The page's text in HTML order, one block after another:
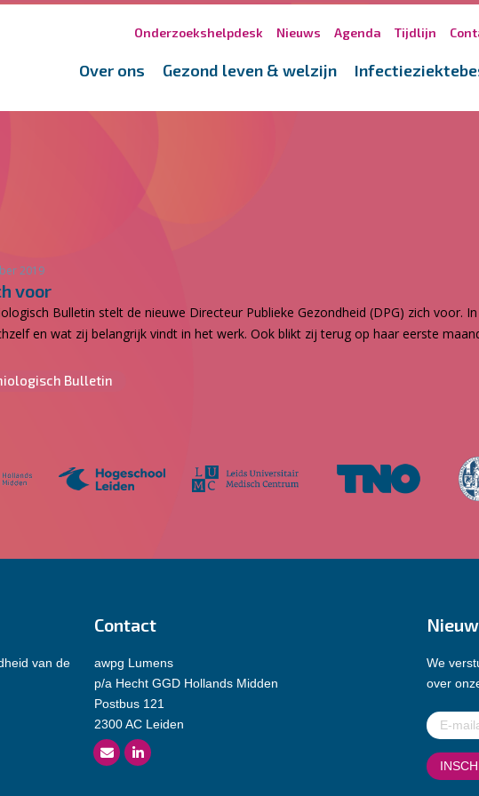
Onderzoekshelpdesk Nieuws Agenda Tijdlijn
Over ons Gezond leven & welzijn
2019
voor
Bulletin stelt de nieuwe Directeur Publieke Gezondheid (DPG) zich voor.
en wat zij belangrijk vindt in het werk. Ook blikt zij terug op haar eerste
Bulletin
van de
Contact
awpg Lumens
p/a Hecht GGD Hollands Midden
Postbus 121
2300 AC Leiden
We
over
E-